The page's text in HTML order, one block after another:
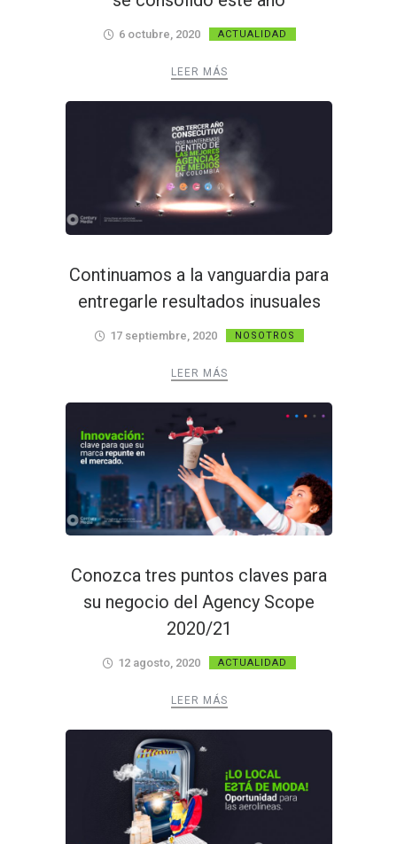
6 octubre, 2020 ACTUALIDAD
LEER MÁS
Continuamos a la vanguardia para
entregarle resultados inusuales
17 septiembre, 2020 NOSOTROS
LEER MÁS
Conozca tres puntos claves para
su negocio del Agency Scope
2020/21
12 agosto, 2020 ACTUALIDAD
LEER MÁS